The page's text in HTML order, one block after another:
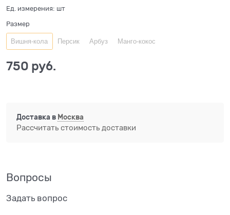
Ед. измерения: шт
Размер
Вишня-кола Персик Арбуз Манго-кокос
750 руб.
Доставка в Москва
Рассчитать стоимость доставки
Вопросы
Задать вопрос